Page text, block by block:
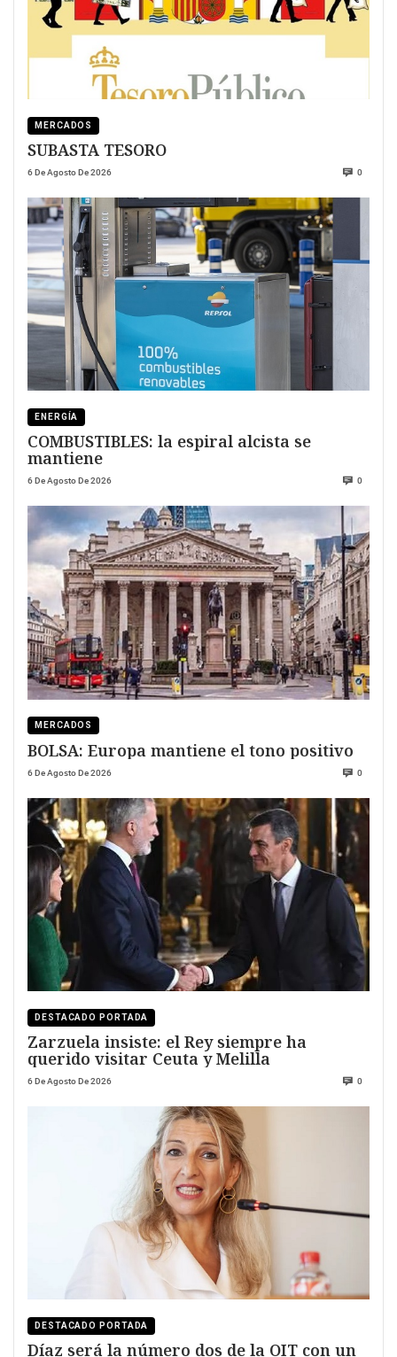
MERCADOS
SUBASTA TESORO
6 De Agosto De 2026 0
ENERGÍA
COMBUSTIBLES: la espiral alcista se
mantiene
6 De Agosto De 2026 0
MERCADOS
BOLSA: Europa mantiene el tono positivo
6 De Agosto De 2026 0
DESTACADO PORTADA
Zarzuela insiste: el Rey siempre ha
querido visitar Ceuta y Melilla
6 De Agosto De 2026 0
DESTACADO PORTADA
Díaz será la número dos de la OIT con un